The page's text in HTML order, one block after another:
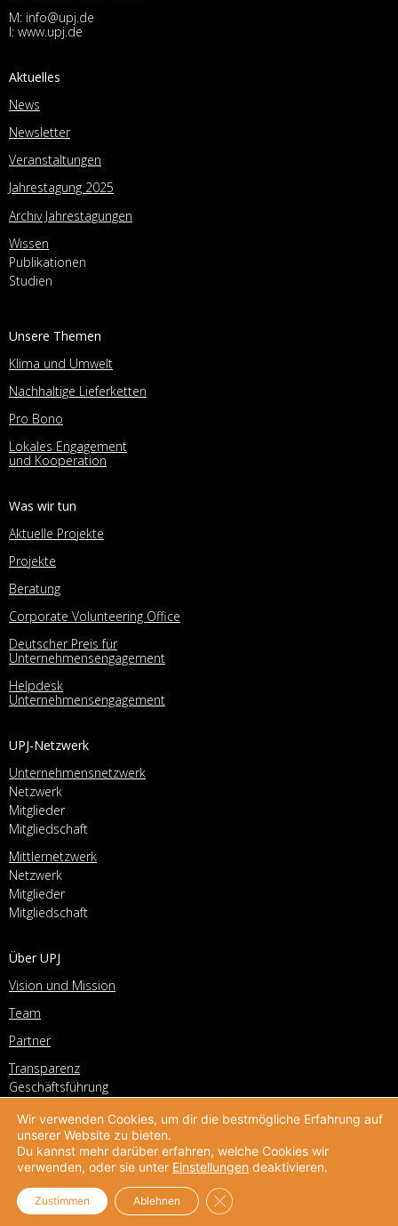
M: info@upj.de
I: www.upj.de
Aktuelles
News
Newsletter
Veranstaltungen
Jahrestagung 2025
Archiv Jahrestagungen
Wissen
Publikationen
Studien
Unsere Themen
Klima und Umwelt
Nachhaltige Lieferketten
Pro Bono
Lokales Engagement
und Kooperation
Was wir tun
Aktuelle Projekte
Projekte
Beratung
Corporate Volunteering Office
Deutscher Preis für
Unternehmensengagement
Helpdesk
Unternehmensengagement
UPJ-Netzwerk
Unternehmensnetzwerk
Netzwerk
Mitglieder
Mitgliedschaft
Mittlernetzwerk
Netzwerk
Mitglieder
Mitgliedschaft
Über UPJ
Vision und Mission
Team
Partner
Transparenz
Geschäftsführung
Geschichte
Stellenangebote
Wir verwenden Cookies, um dir die bestmögliche Erfahrung auf
unserer Website zu bieten.
Du kannst mehr darüber erfahren, welche Cookies wir
verwenden, oder sie unter Einstellungen deaktivieren.
Zustimmen Ablehnen GDPR Cookie-Banner